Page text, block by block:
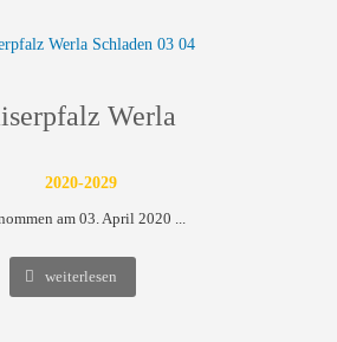
Werla
2020-2029
am 03. April 2020 ...
weiterlesen